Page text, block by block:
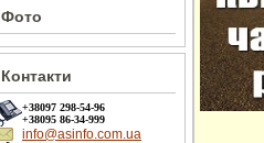
Фото
Контакти
+38097 298-54-96
+38095 86-34-999
info@asinfo.com.ua